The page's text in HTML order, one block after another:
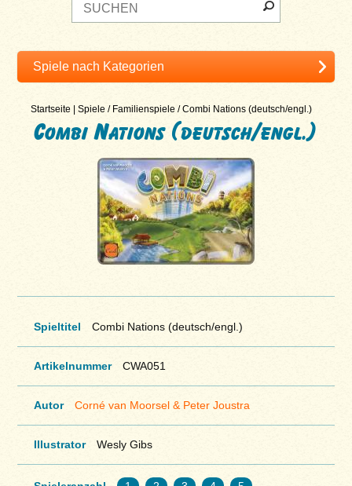
Startseite |Spiele / Familienspiele /Combi Nations (deutsch/engl.)
Combi Nations (deutsch/engl.)
Spieltitel Combi Nations (deutsch/engl.)
Artikelnummer CWA051
Autor Corné van Moorsel & Peter Joustra
Illustrator Wesly Gibs